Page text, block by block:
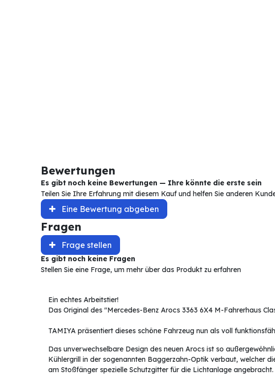
Bewertungen
Es gibt noch keine Bewertungen — Ihre könnte die erste sein
Teilen Sie Ihre Erfahrung mit diesem Kauf und helfen Sie anderen
Eine Bewertung abgeben
Fragen
Frage stellen
Es gibt noch keine Fragen
Stellen Sie eine Frage, um mehr über das Produkt zu erfahren
Ein echtes Arbeitstier!
Das Original des "Mercedes-Benz Arocs 3363 6X4 M-Fahrerhaus
TAMIYA präsentiert dieses schöne Fahrzeug nun als voll
Das unverwechselbare Design des neuen Arocs ist so
Kühlergrill in der sogenannten Baggerzahn-Optik verbaut, welcher
am Stoßfänger spezielle Schutzgitter für die Lichtanlage angebracht.